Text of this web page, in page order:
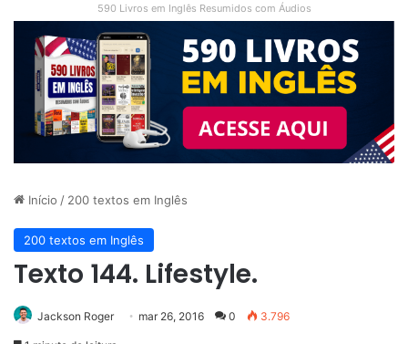
590 Livros em Inglês Resumidos com Áudios
Início / 200 textos em Inglês
200 textos em Inglês
Texto 144. Lifestyle.
Jackson Roger mar 26, 2016 0 3.796